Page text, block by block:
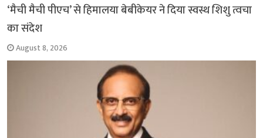
‘मैची मैची पीएच’ से हिमालया बेबीकेयर ने दिया स्वस्थ शिशु त्वचा
का संदेश
August 8, 2026